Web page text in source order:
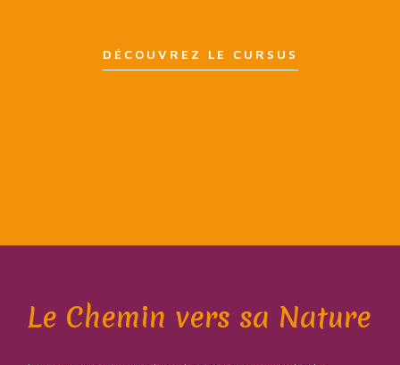
DÉCOUVREZ LE CURSUS
Le Chemin vers sa Nature